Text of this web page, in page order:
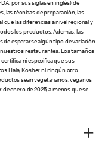
por sus siglas en inglés) de
las técnicas de preparación, las
las diferencias a nivel regional y
los productos. Además, las
esperarse algún tipo de variación
restaurantes. Los tamaños
ni especifica que sus
Hala, Kosher ni ningún otro
sean vegetarianos, veganos
enero de 2025, a menos que se